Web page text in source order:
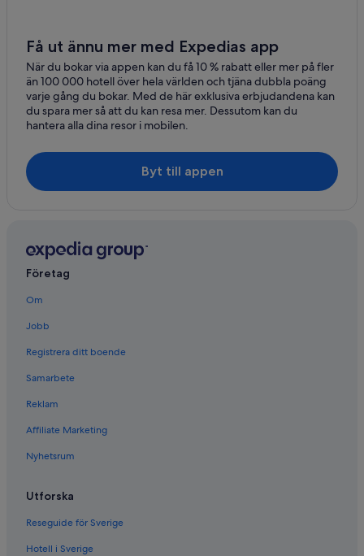
Hotell i Tenosique
Hotell i VIllahermosa
Få ut ännu mer med Expedias app
När du bokar via appen kan du få 10 % rabatt eller mer på fler
än 100 000 hotell över hela världen och tjäna dubbla poäng
varje gång du bokar. Med de här exklusiva erbjudandena kan
du spara mer så att du kan resa mer. Dessutom kan du
hantera alla dina resor i mobilen.
Byt till appen
Företag
Om
Jobb
Registrera ditt boende
Samarbete
Reklam
Affiliate Marketing
Nyhetsrum
Utforska
Reseguide för Sverige
Hotell i Sverige